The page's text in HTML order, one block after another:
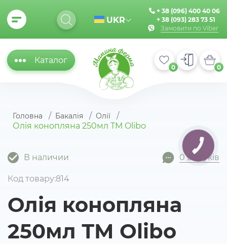
UKR
+ 38 (096) 400 40 06
+ 38 (093) 283 73 51
Замовити по Viber
Каталог
0 0
Головна Бакалія Олії
Олія конопляна 250мл ТМ Olibo
Код товару:814
Олія конопляна
250мл ТМ Olibo
В наличии 0 відгуків
КНОПКА
ЗВ'ЯЗКУ